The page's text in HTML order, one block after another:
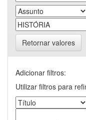
Retornar valores
Adicionar filtros:
Utilizar filtros para